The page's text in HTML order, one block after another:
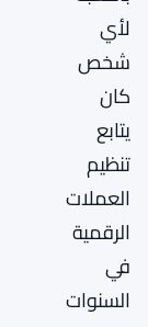
لأي
شخص
كان
يتابع
تنظيم
العملات
الرقمية
في
السنوات